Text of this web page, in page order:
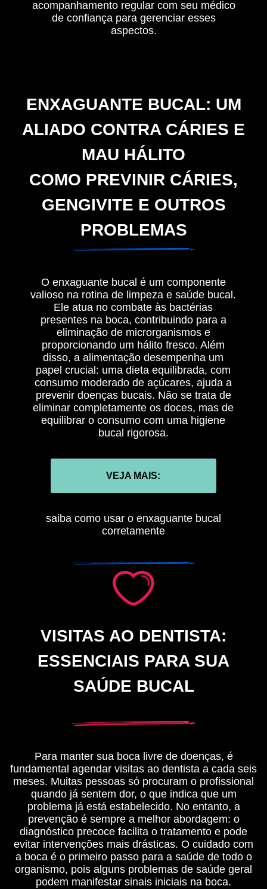
acompanhamento regular com seu médico
de confiança para gerenciar esses
aspectos.
ENXAGUANTE BUCAL: UM
ALIADO CONTRA CÁRIES E
MAU HÁLITO
COMO PREVINIR CÁRIES,
GENGIVITE E OUTROS
PROBLEMAS
O enxaguante bucal é um componente
valioso na rotina de limpeza e saúde bucal.
Ele atua no combate às bactérias
presentes na boca, contribuindo para a
eliminação de microrganismos e
proporcionando um hálito fresco. Além
disso, a alimentação desempenha um
papel crucial: uma dieta equilibrada, com
consumo moderado de açúcares, ajuda a
prevenir doenças bucais. Não se trata de
eliminar completamente os doces, mas de
equilibrar o consumo com uma higiene
bucal rigorosa.
VEJA MAIS:
saiba como usar o enxaguante bucal
corretamente
VISITAS AO DENTISTA:
ESSENCIAIS PARA SUA
SAÚDE BUCAL
Para manter sua boca livre de doenças, é
fundamental agendar visitas ao dentista a cada seis
meses. Muitas pessoas só procuram o profissional
quando já sentem dor, o que indica que um
problema já está estabelecido. No entanto, a
prevenção é sempre a melhor abordagem: o
diagnóstico precoce facilita o tratamento e pode
evitar intervenções mais drásticas. O cuidado com
a boca é o primeiro passo para a saúde de todo o
organismo, pois alguns problemas de saúde geral
podem manifestar sinais iniciais na boca.